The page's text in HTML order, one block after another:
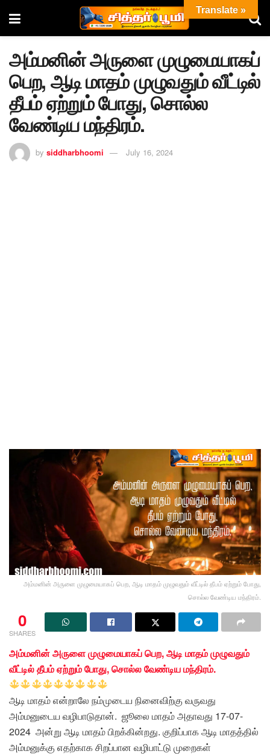
அம்மனின் அருளை முழுமையாகப்
பெற, ஆடி மாதம் முழுவதும் வீட்டில்
தீபம் ஏற்றும் போது, சொல்ல
வேண்டிய மந்திரம்.
by siddharbhoomi July 16, 2024
அம்மனின் அருளை முழுமையாகப் பெற, ஆடி மாதம் முழுவதும் வீட்டில் தீபம் ஏற்றும் போது,
சொல்ல வேண்டிய மந்திரம்.
0
SHARES
அம்மனின் அருளை முழுமையாகப் பெற, ஆடி மாதம் முழுவதும்
வீட்டில் தீபம் ஏற்றும் போது, சொல்ல வேண்டிய மந்திரம்.
ஆடி மாதம் என்றாலே நம்முடைய நினைவிற்கு வருவது
அம்மனுடைய வழிபாடுதான். ஜூலை மாதம் அதாவது 17-07-
2024 அன்று ஆடி மாதம் பிறக்கின்றது. குறிப்பாக ஆடி மாதத்தில்
அம்மனுக்கு எதற்காக சிறப்பான வழிபாட்டு முறைகள்
Translate »